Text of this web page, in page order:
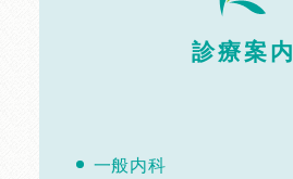
診療案内
一般内科